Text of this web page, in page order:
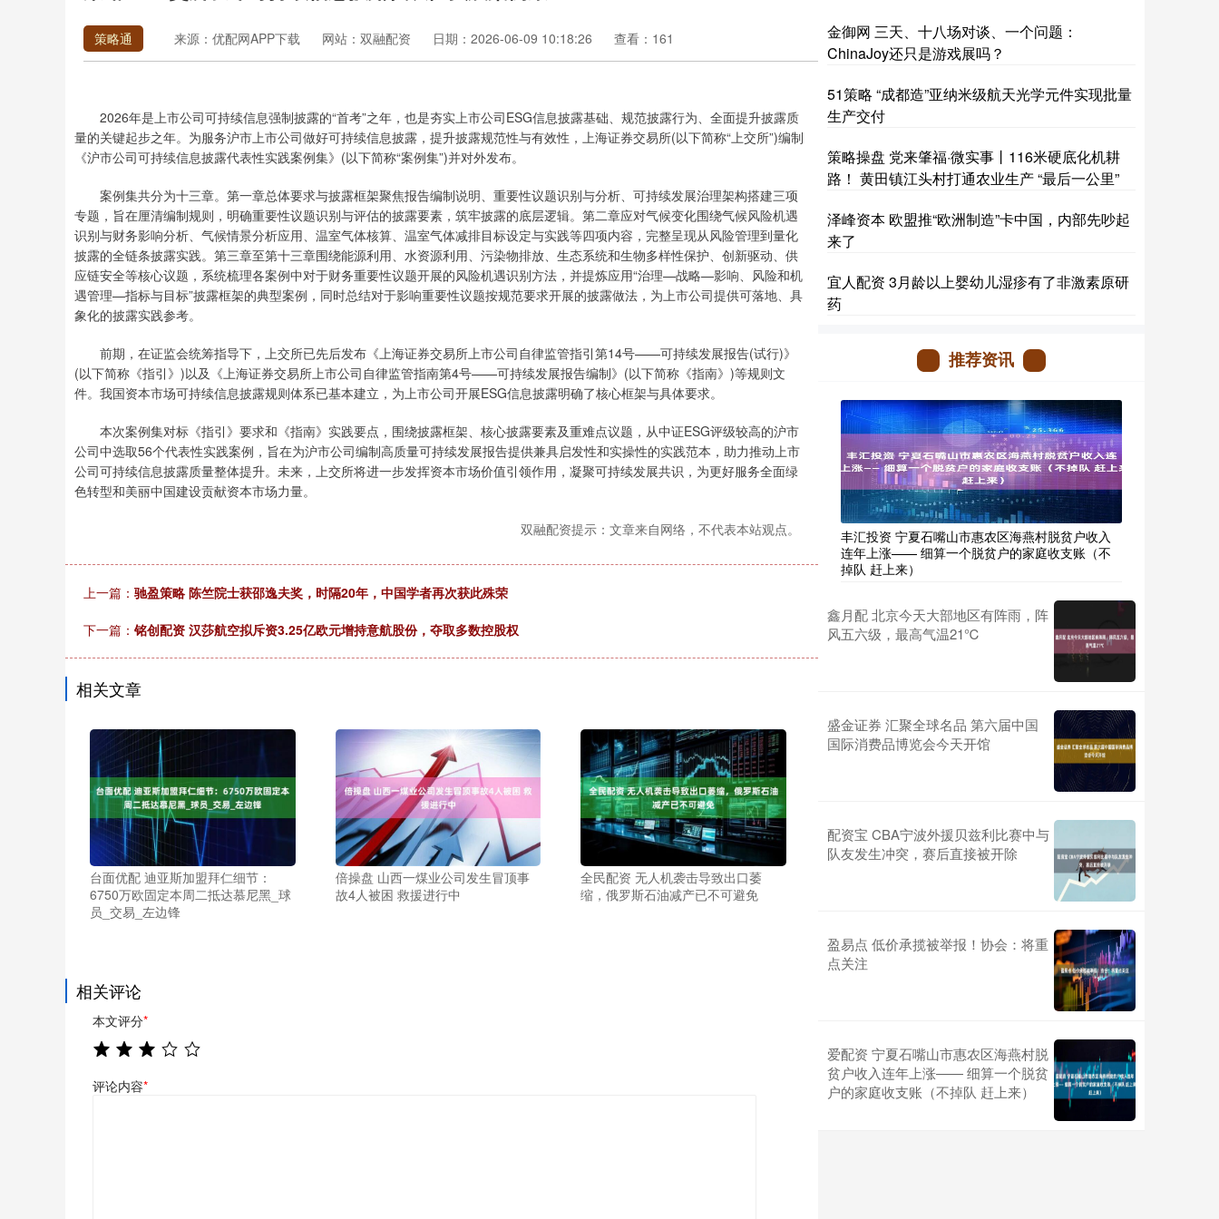
策略通 来源：优配网APP下载 网站：双融配资 日期：2026-06-09 10:18:26 查看：161
2026年是上市公司可持续信息强制披露的“首考”之年，也是夯实上市公司ESG信息披露基础、规范披露行为、全面提升披露质
量的关键起步之年。为服务沪市上市公司做好可持续信息披露，提升披露规范性与有效性，上海证券交易所(以下简称“上交所”)编制
《沪市公司可持续信息披露代表性实践案例集》(以下简称“案例集”)并对外发布。
案例集共分为十三章。第一章总体要求与披露框架聚焦报告编制说明、重要性议题识别与分析、可持续发展治理架构搭建三项
专题，旨在厘清编制规则，明确重要性议题识别与评估的披露要素，筑牢披露的底层逻辑。第二章应对气候变化围绕气候风险机遇
识别与财务影响分析、气候情景分析应用、温室气体核算、温室气体减排目标设定与实践等四项内容，完整呈现从风险管理到量化
披露的全链条披露实践。第三章至第十三章围绕能源利用、水资源利用、污染物排放、生态系统和生物多样性保护、创新驱动、供
应链安全等核心议题，系统梳理各案例中对于财务重要性议题开展的风险机遇识别方法，并提炼应用“治理—战略—影响、风险和机
遇管理—指标与目标”披露框架的典型案例，同时总结对于影响重要性议题按规范要求开展的披露做法，为上市公司提供可落地、具
象化的披露实践参考。
前期，在证监会统筹指导下，上交所已先后发布《上海证券交易所上市公司自律监管指引第14号——可持续发展报告(试行)》
(以下简称《指引》)以及《上海证券交易所上市公司自律监管指南第4号——可持续发展报告编制》(以下简称《指南》)等规则文
件。我国资本市场可持续信息披露规则体系已基本建立，为上市公司开展ESG信息披露明确了核心框架与具体要求。
本次案例集对标《指引》要求和《指南》实践要点，围绕披露框架、核心披露要素及重难点议题，从中证ESG评级较高的沪市
公司中选取56个代表性实践案例，旨在为沪市公司编制高质量可持续发展报告提供兼具启发性和实操性的实践范本，助力推动上市
公司可持续信息披露质量整体提升。未来，上交所将进一步发挥资本市场价值引领作用，凝聚可持续发展共识，为更好服务全面绿
色转型和美丽中国建设贡献资本市场力量。
双融配资提示：文章来自网络，不代表本站观点。
上一篇： 驰盈策略 陈竺院士获邵逸夫奖，时隔20年，中国学者再次获此殊荣
下一篇： 铭创配资 汉莎航空拟斥资3.25亿欧元增持意航股份，夺取多数控股权
相关文章
台面优配 迪亚斯加盟拜仁细节：
6750万欧固定本周二抵达慕尼黑_球
员_交易_左边锋
倍操盘 山西一煤业公司发生冒顶事
故4人被困 救援进行中
全民配资 无人机袭击导致出口萎
缩，俄罗斯石油减产已不可避免
相关评论
本文评分*
评论内容*
金御网 三天、十八场对谈、一个问题：
ChinaJoy还只是游戏展吗？
51策略 “成都造”亚纳米级航天光学元件实现批量
生产交付
策略操盘 党来肇福·微实事丨116米硬底化机耕
路！ 黄田镇江头村打通农业生产 “最后一公里”
泽峰资本 欧盟推“欧洲制造”卡中国，内部先吵起
来了
宜人配资 3月龄以上婴幼儿湿疹有了非激素原研
药
推荐资讯
丰汇投资 宁夏石嘴山市惠农区海燕村脱贫户收入
连年上涨—— 细算一个脱贫户的家庭收支账（不
掉队 赶上来）
鑫月配 北京今天大部地区有阵雨，阵
风五六级，最高气温21℃
盛金证券 汇聚全球名品 第六届中国
国际消费品博览会今天开馆
配资宝 CBA宁波外援贝兹利比赛中与
队友发生冲突，赛后直接被开除
盈易点 低价承揽被举报！协会：将重
点关注
爱配资 宁夏石嘴山市惠农区海燕村脱
贫户收入连年上涨—— 细算一个脱贫
户的家庭收支账（不掉队 赶上来）